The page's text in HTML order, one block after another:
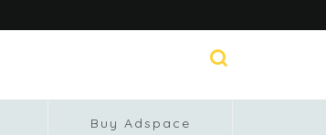
Buy Adspace